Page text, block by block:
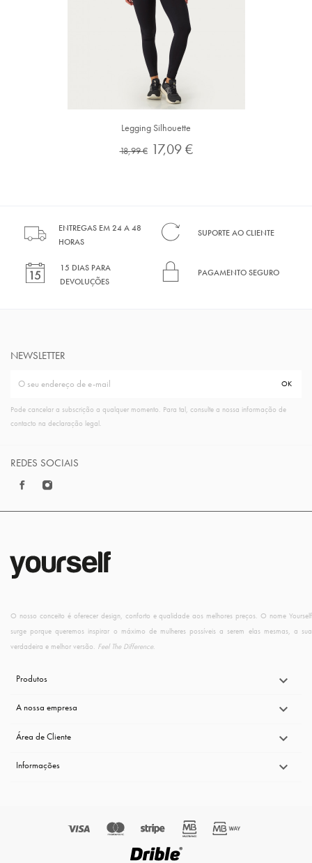
Legging Silhouette
Preço
18,99 € Preço
17,09 €
ENTREGAS EM 24 A 48
HORAS
SUPORTE AO CLIENTE
15 DIAS PARA
DEVOLUÇÕES
PAGAMENTO SEGURO
NEWSLETTER
Pode cancelar a subscrição a qualquer momento. Para tal, consulte a nossa informação de
contacto na declaração legal.
REDES SOCIAIS
O nosso conceito é oferecer design, conforto e qualidade aos melhores preços. O nome Yourself
surge porque queremos inspirar o máximo de mulheres possíveis a serem elas mesmas, a sua
verdadeira e melhor versão. Feel The Difference.
Produtos 
A nossa empresa 
Área de Cliente 
Informações 